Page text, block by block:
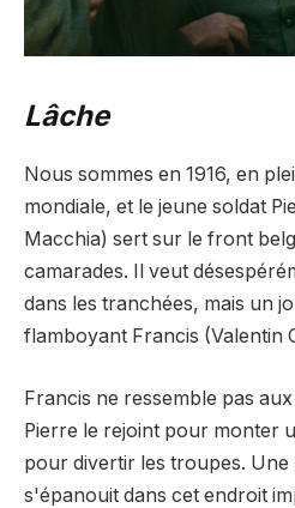
Lâche
Nous sommes en 1916, en
mondiale, et le jeune soldat
Macchia) sert sur le front
camarades. Il veut
dans les tranchées, mais un
flamboyant Francis (Valentin
Francis ne ressemble pas
Pierre le rejoint pour monter
pour divertir les troupes. Une
s'épanouit dans cet endroit